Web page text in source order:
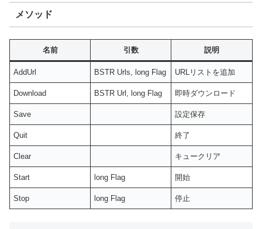
メソッド
名前 引数 説明
AddUrl BSTR Urls, long Flag URLリストを追加
Download BSTR Url, long Flag 即時ダウンロード
Save 設定保存
Quit 終了
Clear キュークリア
Start long Flag 開始
Stop long Flag 停止